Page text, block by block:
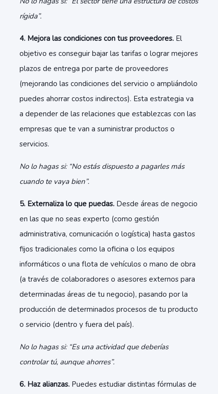
rígida”.
4. Mejora las condiciones con tus proveedores. El
objetivo es conseguir bajar las tarifas o lograr mejores
plazos de entrega por parte de proveedores
(mejorando las condiciones del servicio o ampliándolo
puedes ahorrar costos indirectos). Esta estrategia va
a depender de las relaciones que establezcas con las
empresas que te van a suministrar productos o
servicios.
No lo hagas si: “No estás dispuesto a pagarles más
cuando te vaya bien”.
5. Externaliza lo que puedas. Desde áreas de negocio
en las que no seas experto (como gestión
administrativa, comunicación o logística) hasta gastos
fijos tradicionales como la oficina o los equipos
informáticos o una flota de vehículos o mano de obra
(a través de colaboradores o asesores externos para
determinadas áreas de tu negocio), pasando por la
producción de determinados procesos de tu producto
o servicio (dentro y fuera del país).
No lo hagas si: “Es una actividad que deberías
controlar tú, aunque ahorres”.
6. Haz alianzas. Puedes estudiar distintas fórmulas de